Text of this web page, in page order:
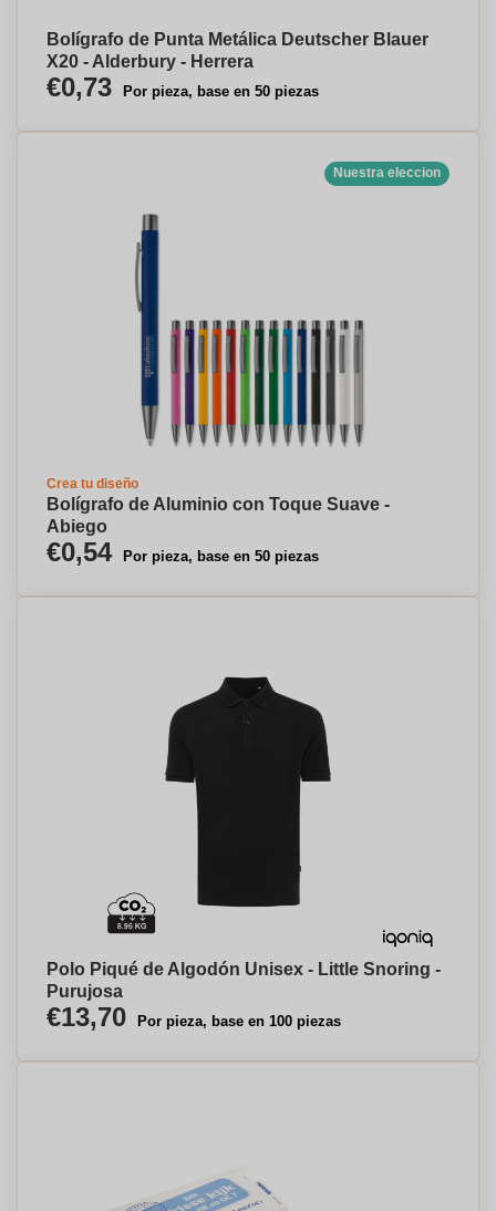
Bolígrafo de Punta Metálica Deutscher Blauer
X20 - Alderbury - Herrera
€0,73 Por pieza, base en 50 piezas
Nuestra eleccion
Crea tu diseño
Bolígrafo de Aluminio con Toque Suave -
Abiego
€0,54 Por pieza, base en 50 piezas
Polo Piqué de Algodón Unisex - Little Snoring -
Purujosa
€13,70 Por pieza, base en 100 piezas